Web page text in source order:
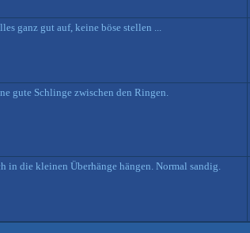
ganz gut auf, keine böse stellen ...
gute Schlinge zwischen den Ringen.
in die kleinen Überhänge hängen. Normal sandig.